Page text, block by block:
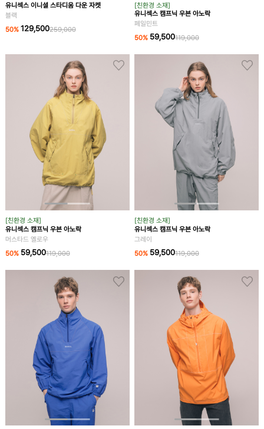
유니섹스 이니셜 스타디움 다운 자켓
블랙
50% 129,500259,000
[친환경 소재]
유니섹스 캠프닉 우븐 아노락
페일민트
50% 59,500119,000
[친환경 소재]
유니섹스 캠프닉 우븐 아노락
머스타드 옐로우
50% 59,500119,000
[친환경 소재]
유니섹스 캠프닉 우븐 아노락
그레이
50% 59,500119,000